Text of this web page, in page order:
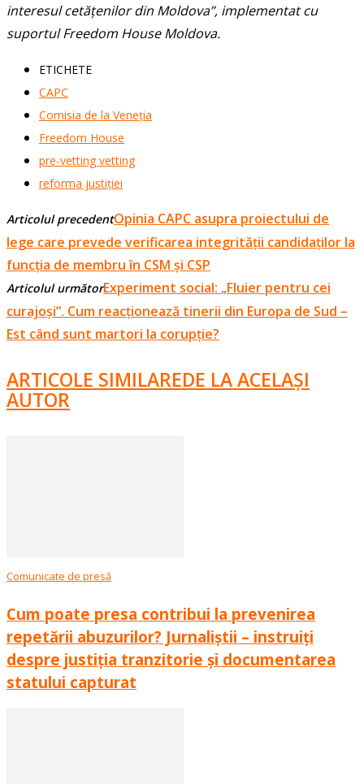
interesul cetățenilor din Moldova”, implementat cu
suportul Freedom House Moldova.
ETICHETE
CAPC
Comisia de la Veneția
Freedom House
pre-vetting vetting
reforma justiției
Articolul precedentOpinia CAPC asupra proiectului de
lege care prevede verificarea integrității candidaților la
funcția de membru în CSM și CSP
Articolul următorExperiment social: „Fluier pentru cei
curajoși”. Cum reacționează tinerii din Europa de Sud –
Est când sunt martori la corupție?
ARTICOLE SIMILAREDE LA ACELAȘI
AUTOR
Comunicate de presă
Cum poate presa contribui la prevenirea
repetării abuzurilor? Jurnaliștii – instruiți
despre justiția tranzitorie și documentarea
statului capturat